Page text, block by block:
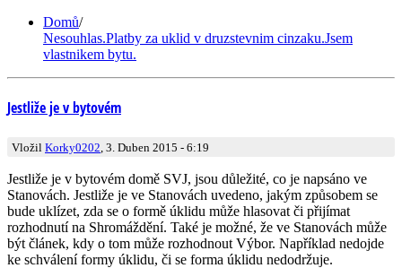
Domů/
Nesouhlas.Platby za uklid v druzstevnim cinzaku.Jsem
vlastnikem bytu.
Jestliže je v bytovém
Vložil Korky0202 , 3. Duben 2015 - 6:19
Jestliže je v bytovém domě SVJ, jsou důležité, co je napsáno ve
Stanovách. Jestliže je ve Stanovách uvedeno, jakým způsobem se
bude uklízet, zda se o formě úklidu může hlasovat či přijímat
rozhodnutí na Shromáždění. Také je možné, že ve Stanovách může
být článek, kdy o tom může rozhodnout Výbor. Například nedojde
ke schválení formy úklidu, či se forma úklidu nedodržuje.